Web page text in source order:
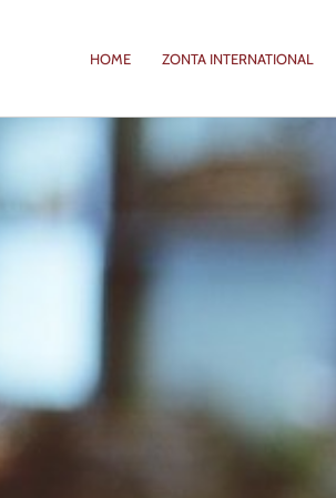
HOME ZONTA INTERNATIONAL